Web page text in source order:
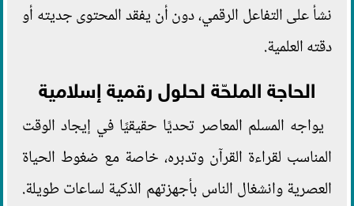
نشأ على التفاعل الرقمي، دون أن يفقد المحتوى جديته أو
دقته العلمية.
الحاجة الملحّة لحلول رقمية إسلامية
يواجه المسلم المعاصر تحديًا حقيقيًا في إيجاد الوقت
المناسب لقراءة القرآن وتدبره، خاصة مع ضغوط الحياة
العصرية وانشغال الناس بأجهزتهم الذكية لساعات طويلة.